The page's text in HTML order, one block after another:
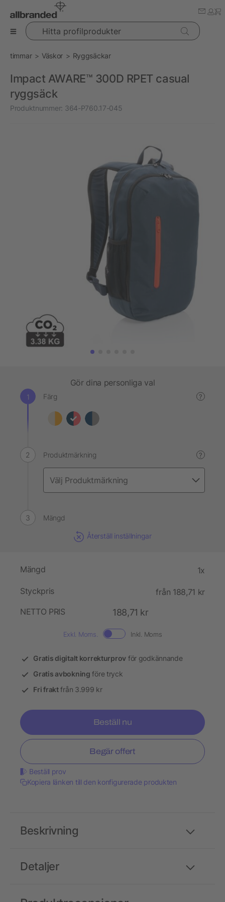
Hitta profilprodukter
timmar Väskor Ryggsäckar
Impact AWARE™ 300D RPET casual
ryggsäck
Produktnummer: 364-P760.17-045
Gör dina personliga val
Färg ?
Produktmärkning ?
Mängd
Återställ inställningar
Mängd 1x
Styckpris
från 188,71 kr
NETTO PRIS
188,71 kr
Exkl. Moms. Inkl. Moms
Gratis digitalt korrekturprov för godkännande
Gratis avbokning före tryck
Fri fraktfrån 3.999 kr
Beställ nu
Begär offert
Beställ prov
Kopiera länken till den konfigurerade produkten
Detaljer
Beskrivning